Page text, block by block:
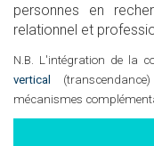
personnes en
relationnel et
N.B. L'intégration de la
vertical
mécanismes